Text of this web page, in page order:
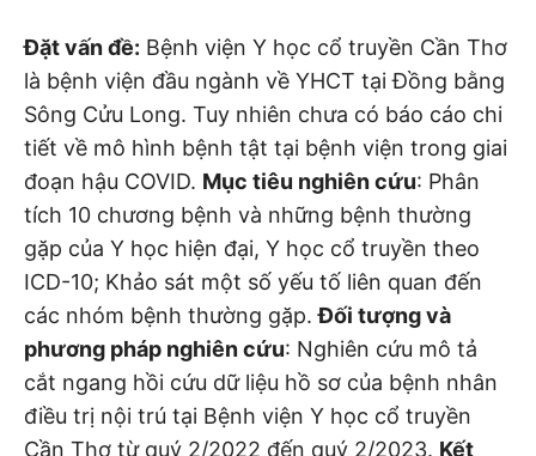
Đặt vấn đề: Bệnh viện Y học cổ truyền Cần Thơ
là bệnh viện đầu ngành về YHCT tại Đồng bằng
Sông Cửu Long. Tuy nhiên chưa có báo cáo chi
tiết về mô hình bệnh tật tại bệnh viện trong giai
đoạn hậu COVID. Mục tiêu nghiên cứu: Phân
tích 10 chương bệnh và những bệnh thường
gặp của Y học hiện đại, Y học cổ truyền theo
ICD-10; Khảo sát một số yếu tố liên quan đến
các nhóm bệnh thường gặp.Đối tượng và
phương pháp nghiên cứu: Nghiên cứu mô tả
cắt ngang hồi cứu dữ liệu hồ sơ của bệnh nhân
điều trị nội trú tại Bệnh viện Y học cổ truyền
Cần Thơ từ quý 2/2022 đến quý 2/2023. Kết